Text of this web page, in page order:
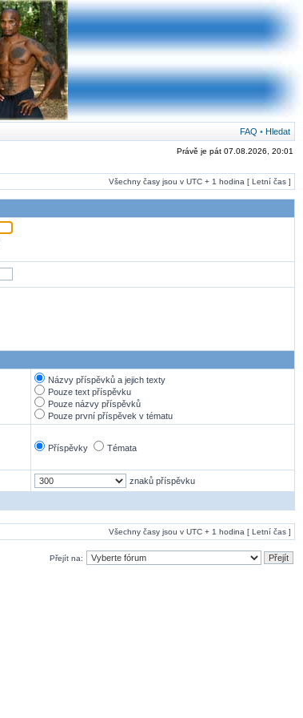
FAQ • Hledat
Právě je pát 07.08.2026, 20:01
Všechny časy jsou v UTC + 1 hodina [ Letní čas ]
Názvy příspěvků a jejich texty
Pouze text příspěvku
Pouze názvy příspěvků
Pouze první příspěvek v tématu
Příspěvky Témata
znaků příspěvku
Všechny časy jsou v UTC + 1 hodina [ Letní čas ]
Přejít na: